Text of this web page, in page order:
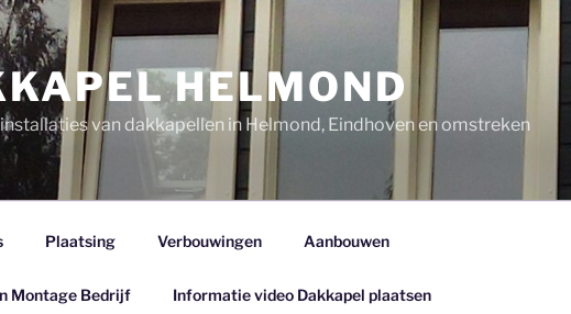
HELMOND
van dakkapellen in Helmond, Eindhoven en omstreken
Plaatsing Verbouwingen Aanbouwen
Montage Bedrijf Informatie video Dakkapel plaatsen